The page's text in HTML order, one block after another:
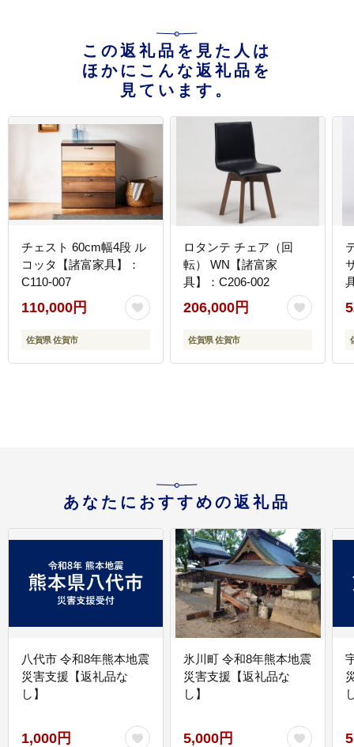
この返礼品を見た人は
ほかにこんな返礼品を
見ています。
チェスト 60cm幅4段 ル
コッタ【諸富家具】：
C110-007
110,000円
佐賀県 佐賀市
ロタンテ チェア（回
転） WN【諸富家
具】：C206-002
206,000円
佐賀県 佐賀市
あなたにおすすめの返礼品
八代市 令和8年熊本地震
災害支援【返礼品な
し】
1,000円
氷川町 令和8年熊本地震
災害支援【返礼品な
し】
5,000円